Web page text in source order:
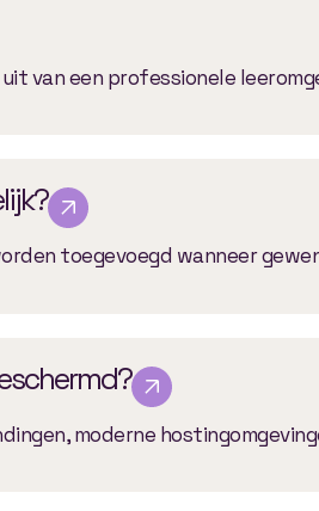
van een professionele
toegevoegd wanneer
moderne